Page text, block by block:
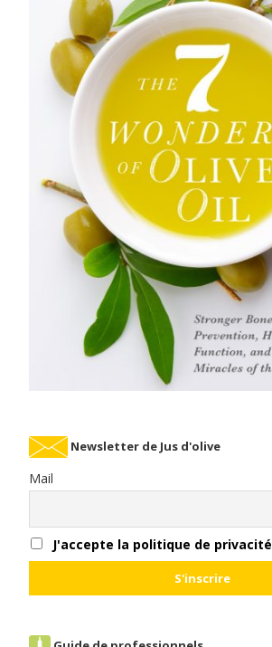
Newsletter de Jus d'olive
Mail
J'accepte la politique de privacité